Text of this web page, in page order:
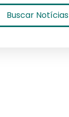
Buscar Notícias